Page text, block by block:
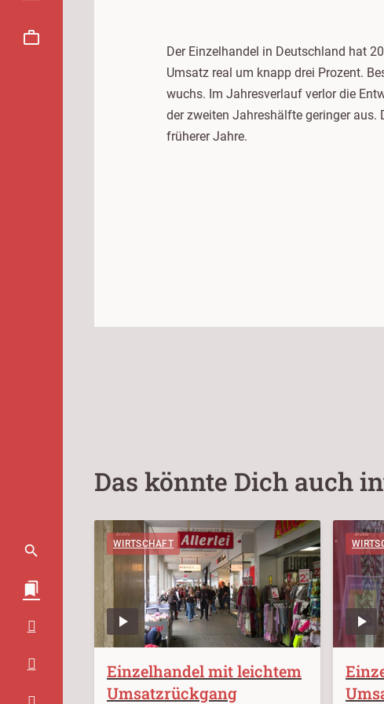
Der Einzelhandel in Deutschland hat
Umsatz real um knapp drei Prozent.
wuchs. Im Jahresverlauf verlor die
der zweiten Jahreshälfte geringer aus.
früherer Jahre.
Das könnte Dich auch
WIRTSCHAFT
Einzelhandel mit leichtem
Umsatzrückgang